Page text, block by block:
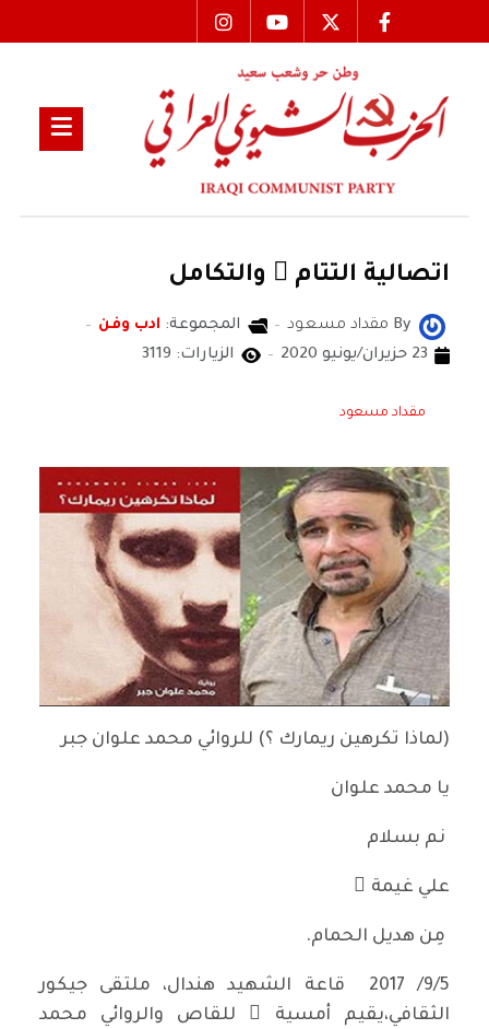
اتصالية التتام ّ والتكامل
By مقداد مسعود المجموعة: ادب وفن
23 حزيران/يونيو 2020
الزيارات: 3119
مقداد مسعود
(لماذا تكرهين ريمارك ؟) للروائي محمد علوان جبر
يا محمد علوان
نم بسلام
علي غيمة ٍ
مِن هديل الحمام.
9/5/ 2017 قاعة الشهيد هندال، ملتقى جيكور
الثقافي،يقيم أمسية ً للقاص والروائي محمد